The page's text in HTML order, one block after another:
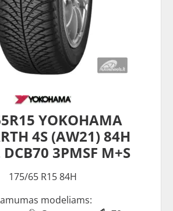
YOKOHAMA
4S (AW21) 84H
3PMSF M+S
175/65 R15 84H
modeliams: